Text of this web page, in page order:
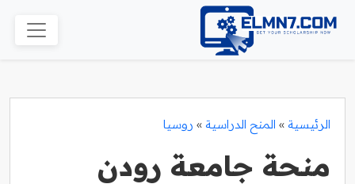
الرئيسية » المنح الدراسية » روسيا
منحة جامعة رودن